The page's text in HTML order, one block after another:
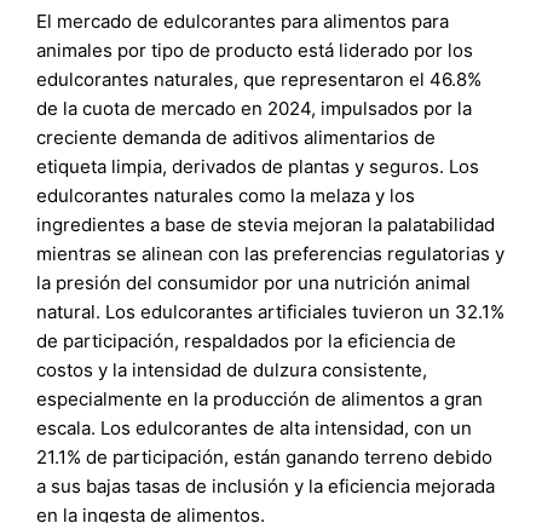
El mercado de edulcorantes para alimentos para
animales por tipo de producto está liderado por los
edulcorantes naturales, que representaron el 46.8%
de la cuota de mercado en 2024, impulsados por la
creciente demanda de aditivos alimentarios de
etiqueta limpia, derivados de plantas y seguros. Los
edulcorantes naturales como la melaza y los
ingredientes a base de stevia mejoran la palatabilidad
mientras se alinean con las preferencias regulatorias y
la presión del consumidor por una nutrición animal
natural. Los edulcorantes artificiales tuvieron un 32.1%
de participación, respaldados por la eficiencia de
costos y la intensidad de dulzura consistente,
especialmente en la producción de alimentos a gran
escala. Los edulcorantes de alta intensidad, con un
21.1% de participación, están ganando terreno debido
a sus bajas tasas de inclusión y la eficiencia mejorada
en la ingesta de alimentos.